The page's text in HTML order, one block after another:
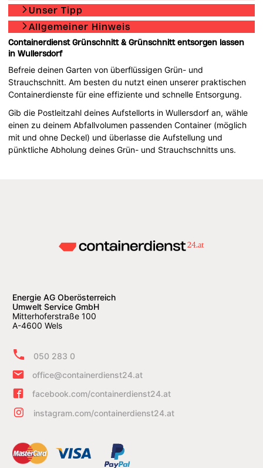
Unser Tipp
Allgemeiner Hinweis
Containerdienst Grünschnitt & Grünschnitt entsorgen lassen
in Wullersdorf
Befreie deinen Garten von überflüssigen Grün- und
Strauchschnitt. Am besten du nutzt einen unserer praktischen
Containerdienste für eine effiziente und schnelle Entsorgung.
Gib die Postleitzahl deines Aufstellorts in Wullersdorf an, wähle
einen zu deinem Abfallvolumen passenden Container (möglich
mit und ohne Deckel) und überlasse die Aufstellung und
pünktliche Abholung deines Grün- und Strauchschnitts uns.
Energie AG Oberösterreich
Umwelt Service GmbH
Mitterhoferstraße 100
A-4600 Wels
050 283 0
office@containerdienst24.at
facebook.com/containerdienst24.at
instagram.com/containerdienst24.at